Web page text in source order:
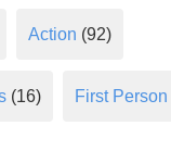
Action (92)
(16) First